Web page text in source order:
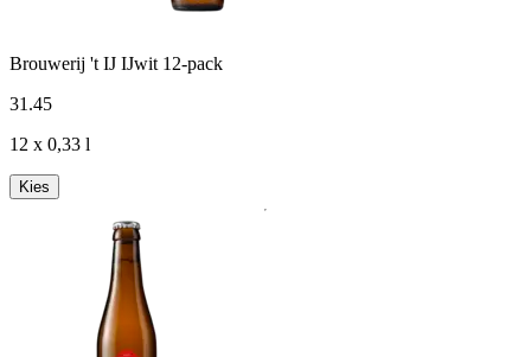
Brouwerij 't IJ IJwit 12-pack
31 .45
12 x 0,33 l
Kies